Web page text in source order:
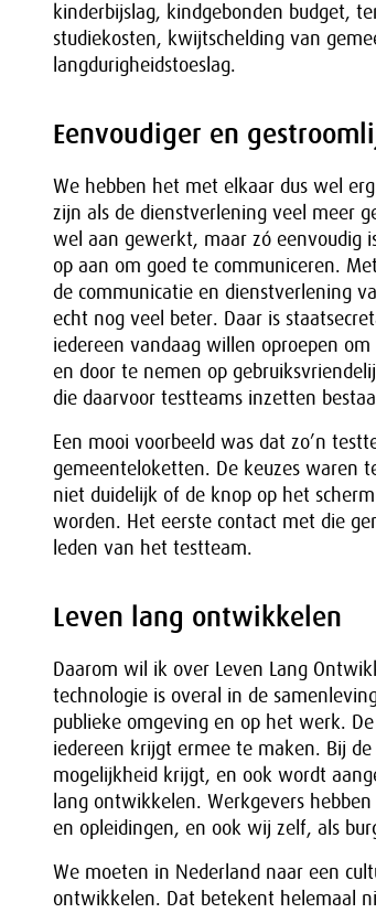
kinderbijslag, kindgebonden budget,
studiekosten, kwijtschelding van
langdurigheidstoeslag.
Eenvoudiger en
We hebben het met elkaar dus wel
zijn als de dienstverlening veel meer
wel aan gewerkt, maar zó eenvoudig
op aan om goed te communiceren.
de communicatie en dienstverlening
echt nog veel beter. Daar is
iedereen vandaag willen oproepen
en door te nemen op
die daarvoor testteams inzetten
Een mooi voorbeeld was dat zo’n
gemeenteloketten. De keuzes waren
niet duidelijk of de knop op het
worden. Het eerste contact met die
leden van het testteam.
Leven lang ontwikkelen
Daarom wil ik over Leven Lang
technologie is overal in de
publieke omgeving en op het werk.
iedereen krijgt ermee te maken. Bij
mogelijkheid krijgt, en ook wordt
lang ontwikkelen. Werkgevers
en opleidingen, en ook wij zelf, als
We moeten in Nederland naar een
ontwikkelen. Dat betekent helemaal